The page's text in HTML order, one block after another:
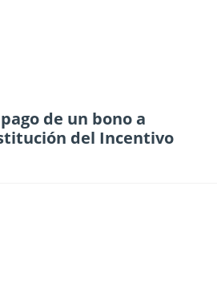
de un bono a
del Incentivo